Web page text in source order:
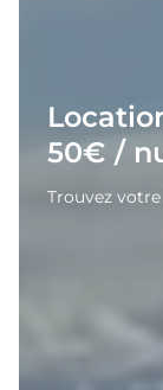
50€ /
Trouvez